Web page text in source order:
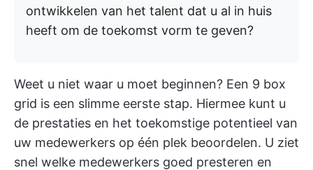
ontwikkelen van het talent dat u al in huis
heeft om de toekomst vorm te geven?
Weet u niet waar u moet beginnen? Een 9 box
grid is een slimme eerste stap. Hiermee kunt u
de prestaties en het toekomstige potentieel van
uw medewerkers op één plek beoordelen. U ziet
snel welke medewerkers goed presteren en